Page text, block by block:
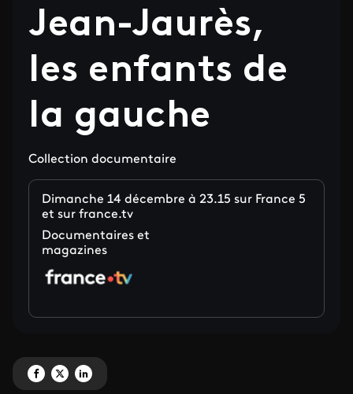
Jean-Jaurès,
les enfants de
la gauche
Collection documentaire
Dimanche 14 décembre à 23.15 sur France 5
et sur france.tv
Documentaires et
magazines
Partagez 'La fabrique des idées <br> Fondation Jean-Jaurès, les enfants de
Partagez 'La fabrique des idées <br> Fondation Jean-Jaurès, les
Partagez 'La fabrique des idées <br> Fondation Jean-Jaurès,